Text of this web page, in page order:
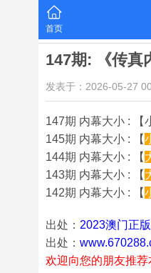
首页
147期: 《传真
发表于：2026-05-27
147期 内幕大小 : 【
145期 内幕大小 : 【
144期 内幕大小 : 【
143期 内幕大小 : 【
142期 内幕大小 : 【
出处： 2023澳门正
出处：
欢迎向您的朋友推荐